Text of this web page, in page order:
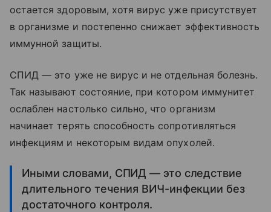
остается здоровым, хотя вирус уже присутствует
в организме и постепенно снижает эффективность
иммунной защиты.
СПИД — это уже не вирус и не отдельная болезнь.
Так называют состояние, при котором иммунитет
ослаблен настолько сильно, что организм
начинает терять способность сопротивляться
инфекциям и некоторым видам опухолей.
Иными словами, СПИД — это следствие
длительного течения ВИЧ-инфекции без
достаточного контроля.